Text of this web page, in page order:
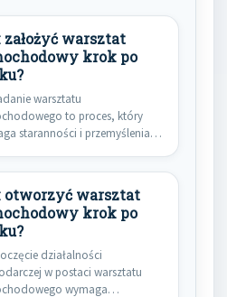
założyć warsztat
krok po
warsztatu
to proces, który
staranności i przemyślenia
otworzyć warsztat
krok po
działalności
w postaci warsztatu
wymaga